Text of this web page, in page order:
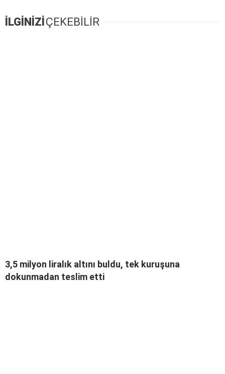
İLGİNİZİÇEKEBİLİR
3,5 milyon liralık altını buldu, tek kuruşuna
dokunmadan teslim etti